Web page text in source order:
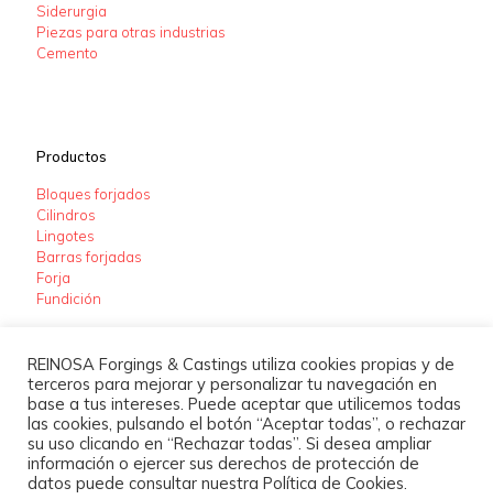
Siderurgia
Piezas para otras industrias
Cemento
Productos
Bloques forjados
Cilindros
Lingotes
Barras forjadas
Forja
Fundición
REINOSA Forgings & Castings utiliza cookies propias y de
terceros para mejorar y personalizar tu navegación en
base a tus intereses. Puede aceptar que utilicemos todas
las cookies, pulsando el botón “Aceptar todas”, o rechazar
su uso clicando en “Rechazar todas”. Si desea ampliar
información o ejercer sus derechos de protección de
datos puede consultar nuestra Política de Cookies.